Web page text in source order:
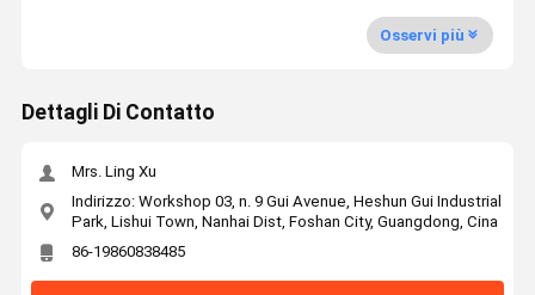
Osservi più
Dettagli Di Contatto
Mrs. Ling Xu
Indirizzo: Workshop 03, n. 9 Gui Avenue, Heshun Gui Industrial
Park, Lishui Town, Nanhai Dist, Foshan City, Guangdong, Cina
86-19860838485